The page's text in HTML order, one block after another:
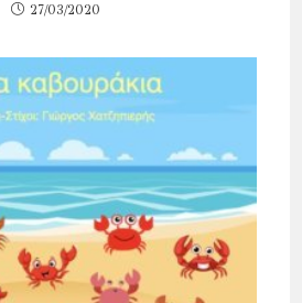
27/03/2020